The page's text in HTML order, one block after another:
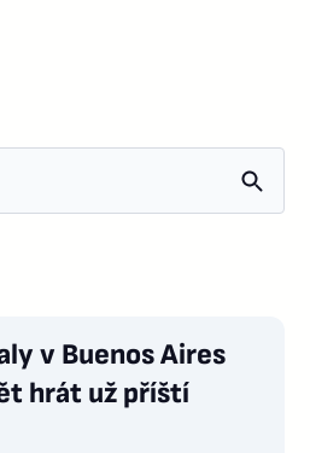
v Buenos Aires
hrát už příští